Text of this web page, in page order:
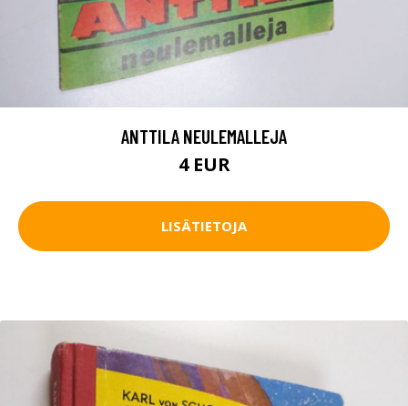
ANTTILA NEULEMALLEJA
4 EUR
LISÄTIETOJA